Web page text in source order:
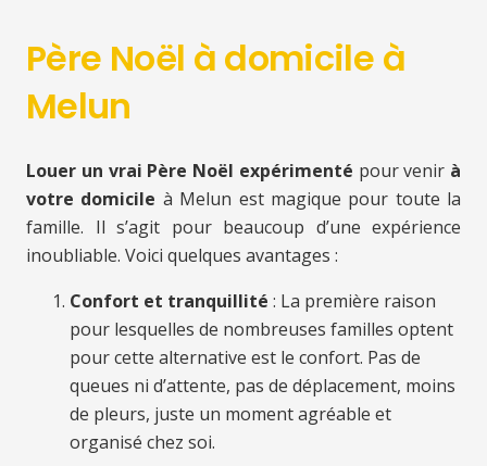
Père Noël à domicile à
Melun
Louer un vrai Père Noël expérimenté pour venir à
votre domicile à Melun est magique pour toute la
famille. Il s’agit pour beaucoup d’une expérience
inoubliable. Voici quelques avantages :
Confort et tranquillité : La première raison
pour lesquelles de nombreuses familles optent
pour cette alternative est le confort. Pas de
queues ni d’attente, pas de déplacement, moins
de pleurs, juste un moment agréable et
organisé chez soi.